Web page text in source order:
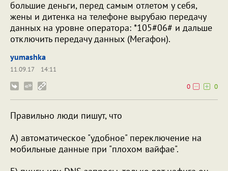
большие деньги, перед самым отлетом у себя,
жены и дитенка на телефоне вырубаю передачу
данных на уровне оператора: *105#06# и дальше
отключить передачу данных (Мегафон).
yumashka
11.09.17
14:11
0
0
Правильно люди пишут, что
А) автоматическое "удобное" переключение на
мобильные данные при "плохом вайфае".